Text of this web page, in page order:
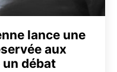
lance une
aux
débat